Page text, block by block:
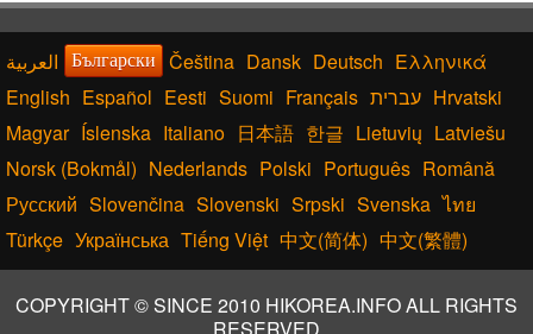
Български Čeština Dansk Deutsch Ελληνικά
English Español Eesti Suomi Français עברית Hrvatski
Magyar Íslenska Italiano 日本語 한글 Lietuvių Latviešu
Norsk (Bokmål) Nederlands Polski Português Română
Русский Slovenčina Slovenski Srpski Svenska ไทย
Türkçe Українська Tiếng Việt 中文(简体) 中文(繁體)
COPYRIGHT © SINCE 2010 HIKOREA.INFO ALL RIGHTS